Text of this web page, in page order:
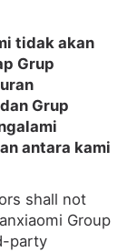
tidak akan
Grup
Grup
antara kami
shall not
Group
party